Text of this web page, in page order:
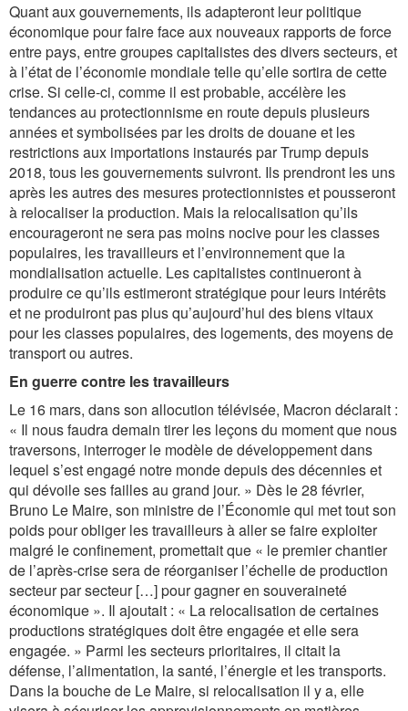
Quant aux gouvernements, ils adapteront leur politique
économique pour faire face aux nouveaux rapports de force
entre pays, entre groupes capitalistes des divers secteurs, et
à l’état de l’économie mondiale telle qu’elle sortira de cette
crise. Si celle-ci, comme il est probable, accélère les
tendances au protectionnisme en route depuis plusieurs
années et symbolisées par les droits de douane et les
restrictions aux importations instaurés par Trump depuis
2018, tous les gouvernements suivront. Ils prendront les uns
après les autres des mesures protectionnistes et pousseront
à relocaliser la production. Mais la relocalisation qu’ils
encourageront ne sera pas moins nocive pour les classes
populaires, les travailleurs et l’environnement que la
mondialisation actuelle. Les capitalistes continueront à
produire ce qu’ils estimeront stratégique pour leurs intérêts
et ne produiront pas plus qu’aujourd’hui des biens vitaux
pour les classes populaires, des logements, des moyens de
transport ou autres.
En guerre contre les travailleurs
Le 16 mars, dans son allocution télévisée, Macron déclarait :
« Il nous faudra demain tirer les leçons du moment que nous
traversons, interroger le modèle de développement dans
lequel s’est engagé notre monde depuis des décennies et
qui dévoile ses failles au grand jour. » Dès le 28 février,
Bruno Le Maire, son ministre de l’Économie qui met tout son
poids pour obliger les travailleurs à aller se faire exploiter
malgré le confinement, promettait que « le premier chantier
de l’après-crise sera de réorganiser l’échelle de production
secteur par secteur […] pour gagner en souveraineté
économique ». Il ajoutait : « La relocalisation de certaines
productions stratégiques doit être engagée et elle sera
engagée. » Parmi les secteurs prioritaires, il citait la
défense, l’alimentation, la santé, l’énergie et les transports.
Dans la bouche de Le Maire, si relocalisation il y a, elle